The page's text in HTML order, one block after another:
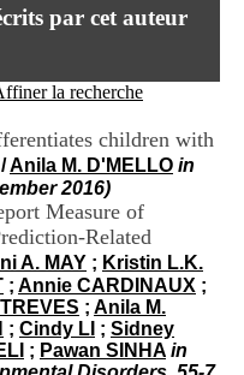
Contact
Mail
par cet auteur
la recherche
children with
/Anila M. D'MELLO in
2016)
Measure of
Related
A. MAY ; Kristin L.K.
; Annie CARDINAUX ;
; Anila M.
; Cindy LI ; Sidney
; Pawan SINHA in